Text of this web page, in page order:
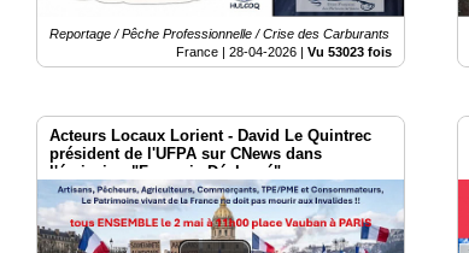
Reportage / Pêche Professionnelle / Crise des Carburants
France | 28-04-2026| Vu 53023 fois
Acteurs Locaux Lorient - David Le Quintrec
président de l'UFPA sur CNews dans
l'émission "Français Déclassé"